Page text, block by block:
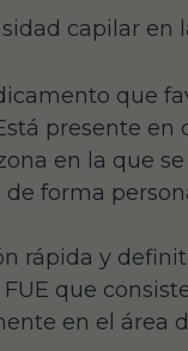
capilar en
que
presente
en la que
de forma
rápida y
que
en el área